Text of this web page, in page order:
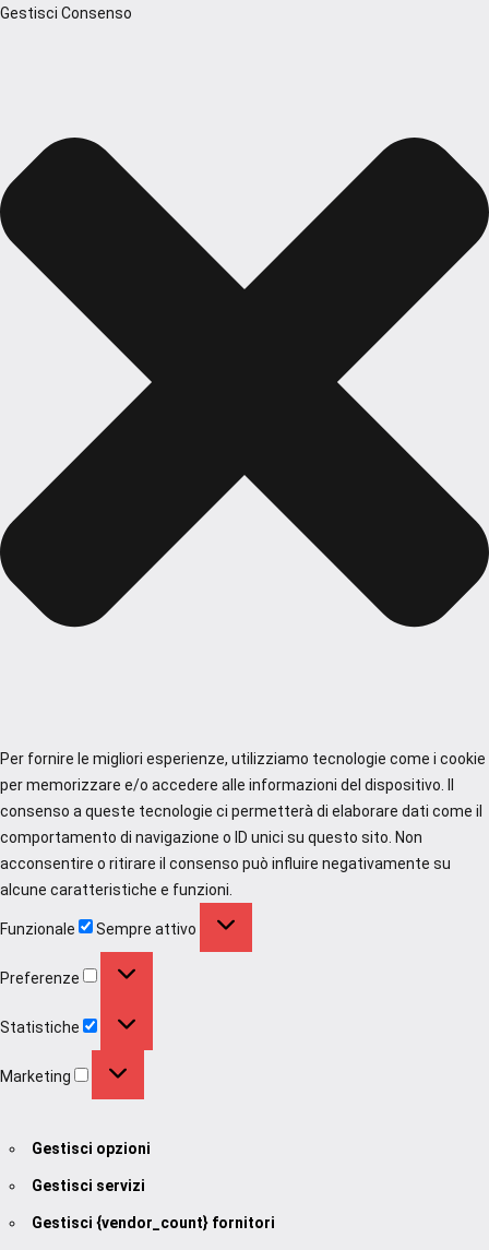
Gestisci Consenso
Per fornire le migliori esperienze, utilizziamo tecnologie come i cookie
per memorizzare e/o accedere alle informazioni del dispositivo. Il
consenso a queste tecnologie ci permetterà di elaborare dati come il
comportamento di navigazione o ID unici su questo sito. Non
acconsentire o ritirare il consenso può influire negativamente su
alcune caratteristiche e funzioni.
Funzionale Sempre attivo
Preferenze
Statistiche
Marketing
Gestisci opzioni
Gestisci servizi
Gestisci {vendor_count} fornitori